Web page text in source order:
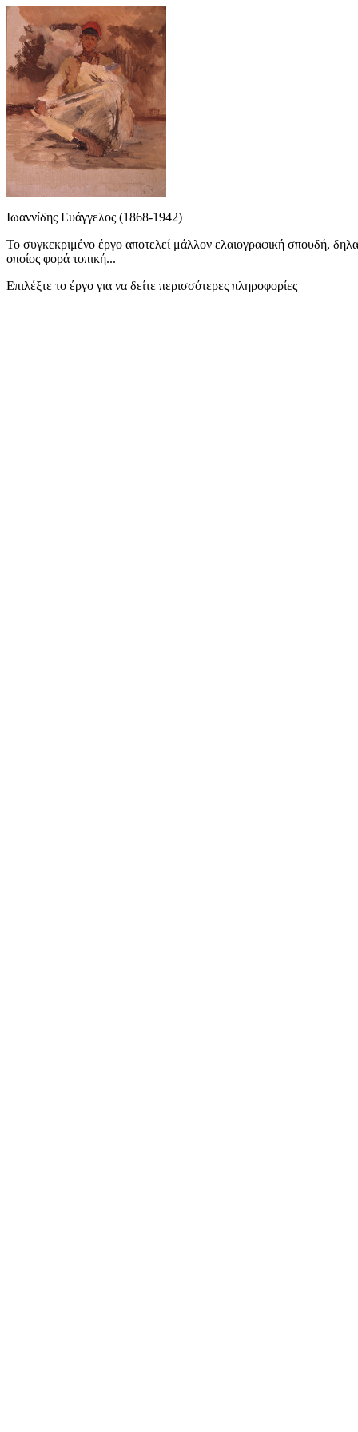
Ιωαννίδης Ευάγγελος (1868-1942)
Το συγκεκριμένο έργο αποτελεί μάλλον ελαιογραφική σπουδή,
οποίος φορά τοπική...
Επιλέξτε το έργο για να δείτε περισσότερες πληροφορίες